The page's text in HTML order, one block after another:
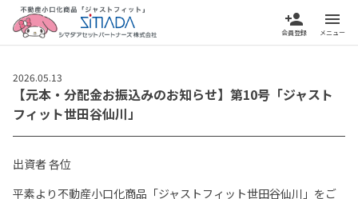
person_add
会員登録
menu
メニュー
2026.05.13
【元本・分配金お振込みのお知らせ】第10号「ジャスト
フィット世田谷仙川」
出資者 各位
平素より不動産小口化商品「ジャストフィット世田谷仙川」をご